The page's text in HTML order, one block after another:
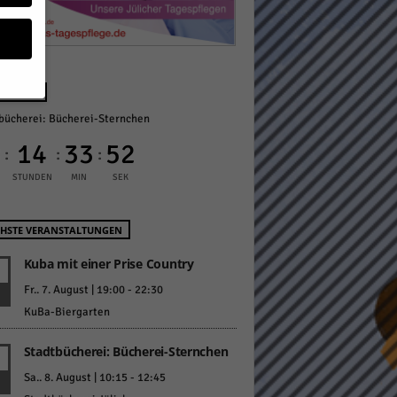
Bücherei-Sternchen
: 14
STUNDEN
: 33
MIN
: 51
SEK
VERANSTALTUNGEN
Kuba mit einer Prise Country
Fr.. 7. August | 19:00- 22:30
KuBa-Biergarten
Stadtbücherei: Bücherei-Sternchen
Sa.. 8. August | 10:15 - 12:45
Zurück